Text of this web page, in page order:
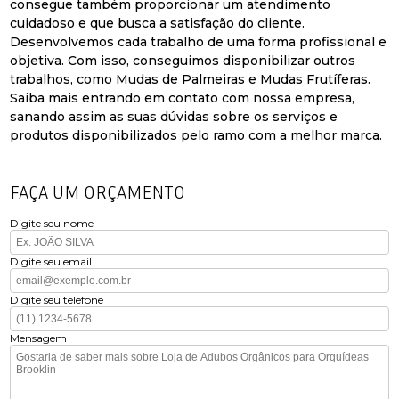
consegue também proporcionar um atendimento
cuidadoso e que busca a satisfação do cliente.
Desenvolvemos cada trabalho de uma forma profissional e
objetiva. Com isso, conseguimos disponibilizar outros
trabalhos, como Mudas de Palmeiras e Mudas Frutíferas.
Saiba mais entrando em contato com nossa empresa,
sanando assim as suas dúvidas sobre os serviços e
produtos disponibilizados pelo ramo com a melhor marca.
FAÇA UM ORÇAMENTO
Digite seu nome
Digite seu email
Digite seu telefone
Mensagem